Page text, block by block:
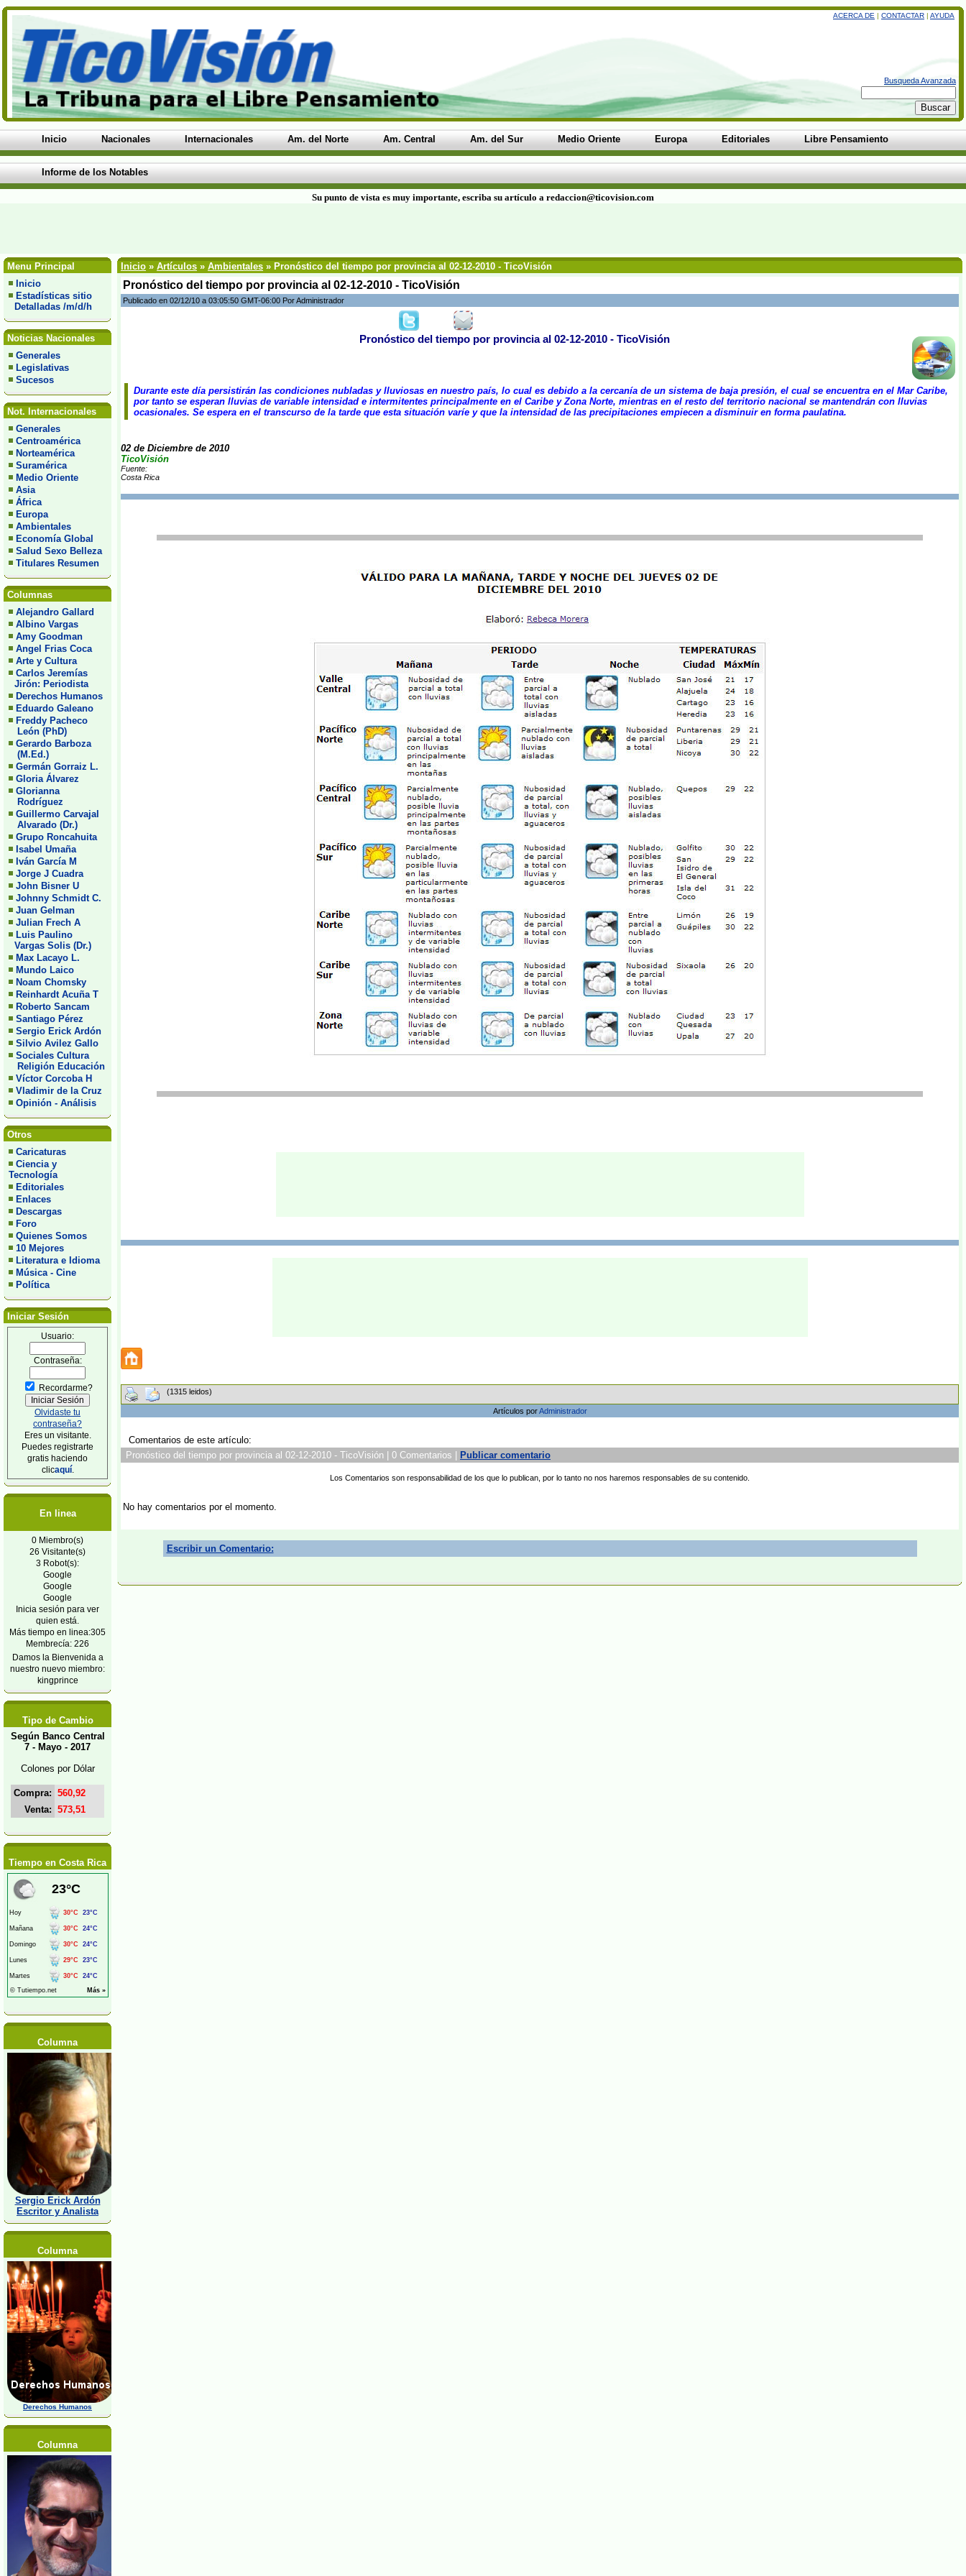
ACERCA DE | CONTACTAR | AYUDA
Busqueda Avanzada
Inicio Nacionales Internacionales Am. del Norte Am. Central Am. del Sur Medio Oriente Europa Editoriales Libre Pensamiento
Informe de los Notables
Su punto de vista es muy importante, escriba su artículo a redaccion@ticovision.com
Menu Principal
Inicio
Estadísticas sitio
Detalladas /m/d/h
Noticias Nacionales
Generales
Legislativas
Sucesos
Not. Internacionales
Generales
Centroamérica
Norteamérica
Suramérica
Medio Oriente
Asia
África
Europa
Ambientales
Economía Global
Salud Sexo Belleza
Titulares Resumen
Columnas
Alejandro Gallard
Albino Vargas
Amy Goodman
Angel Frias Coca
Arte y Cultura
Carlos Jeremías
Jirón: Periodista
Derechos Humanos
Eduardo Galeano
Freddy Pacheco
León (PhD)
Gerardo Barboza
(M.Ed.)
Germán Gorraiz L.
Gloria Álvarez
Glorianna
Rodríguez
Guillermo Carvajal
Alvarado (Dr.)
Grupo Roncahuita
Isabel Umaña
Iván García M
Jorge J Cuadra
John Bisner U
Johnny Schmidt C.
Juan Gelman
Julian Frech A
Luis Paulino
Vargas Solis (Dr.)
Max Lacayo L.
Mundo Laico
Noam Chomsky
Reinhardt Acuña T
Roberto Sancam
Santiago Pérez
Sergio Erick Ardón
Silvio Avilez Gallo
Sociales Cultura
Religión Educación
Víctor Corcoba H
Vladimir de la Cruz
Opinión - Análisis
Otros
Caricaturas
Ciencia y
Tecnología
Editoriales
Enlaces
Descargas
Foro
Quienes Somos
10 Mejores
Literatura e Idioma
Música - Cine
Política
Iniciar Sesión
Usuario:
Contraseña:
Recordarme?
Olvidaste tu
contraseña?
Eres un visitante.
Puedes registrarte
gratis haciendo
clicaquí.
En linea
0 Miembro(s)
26 Visitante(s)
3 Robot(s):
Google
Google
Google
Inicia sesión para ver
quien está.
Más tiempo en linea:305
Membrecía: 226
Damos la Bienvenida a
nuestro nuevo miembro:
kingprince
Tipo de Cambio
Según Banco Central
7 - Mayo - 2017
Colones por Dólar
Compra: 560,92
Venta: 573,51
Tiempo en Costa Rica
Columna
Sergio Erick Ardón
Escritor y Analista
Columna
Derechos Humanos
Columna
Inicio » Artículos » Ambientales » Pronóstico del tiempo por provincia al 02-12-2010 - TicoVisión
Pronóstico del tiempo por provincia al 02-12-2010 - TicoVisión
Publicado en 02/12/10 a 03:05:50 GMT-06:00 Por Administrador
Pronóstico del tiempo por provincia al 02-12-2010 - TicoVisión
Durante este día persistirán las condiciones nubladas y lluviosas en nuestro país, lo cual es debido a la cercanía de un sistema de baja presión, el cual se encuentra en el Mar Caribe,
por tanto se esperan lluvias de variable intensidad e intermitentes principalmente en el Caribe y Zona Norte, mientras en el resto del territorio nacional se mantendrán con lluvias
ocasionales. Se espera en el transcurso de la tarde que esta situación varíe y que la intensidad de las precipitaciones empiecen a disminuir en forma paulatina.
02 de Diciembre de 2010
TicoVisión
Fuente:
Costa Rica
(1315 leidos)
Artículos porAdministrador
Comentarios de este artículo:
Pronóstico del tiempo por provincia al 02-12-2010 - TicoVisión | 0 Comentarios |
Publicar comentario
Los Comentarios son responsabilidad de los que lo publican, por lo tanto no nos haremos responsables de su contenido.
No hay comentarios por el momento.
Escribir un Comentario: